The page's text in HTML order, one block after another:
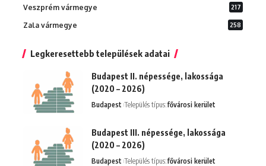
Veszprém vármegye 217
Zala vármegye 258
Legkeresettebb települések adatai
Budapest II. népessége, lakossága
(2020 – 2026)
Budapest Település típus:fővárosi kerület
Budapest III. népessége, lakossága
(2020 – 2026)
Budapest Település típus:fővárosi kerület